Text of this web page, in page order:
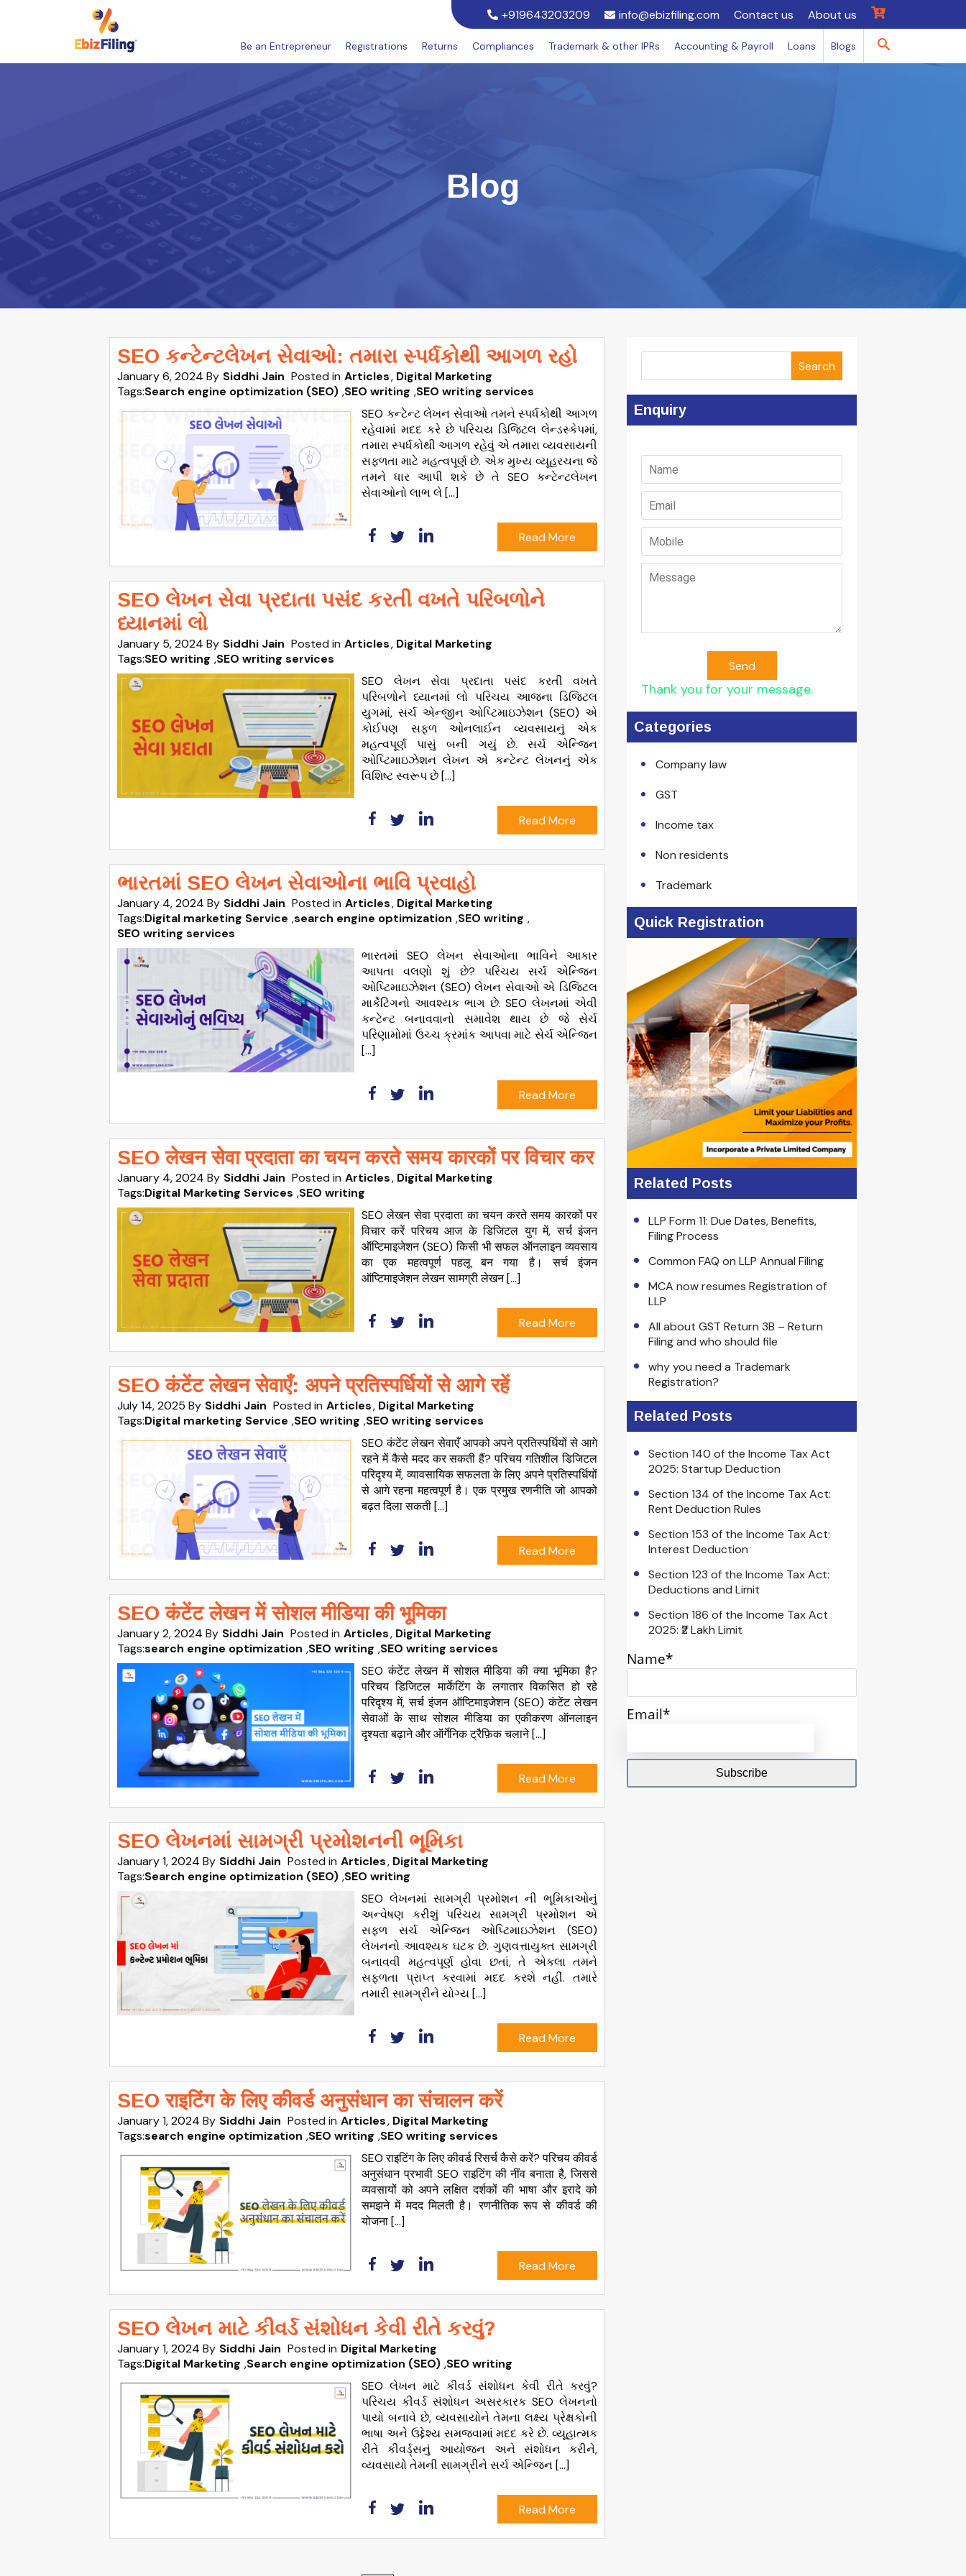
+919643203209 info@ebizfiling.com Contact us About us
Be an Entrepreneur Registrations Returns Compliances Trademark & other IPRs Accounting & Payroll Loans Blogs
Blog
SEO કન્ટેન્ટલેખન સેવાઓ: તમારા સ્પર્ધકોથી આગળ રહો
January 6, 2024 By Siddhi Jain Posted in Articles Digital Marketing
Tags:Search engine optimization (SEO) ,SEO writing ,SEO writing services
SEO કન્ટેન્ટ લેખન સેવાઓ તમને સ્પર્ધકોથી આગળ
રહેવામાં મદદ કરે છે પરિચય ડિજિટલ લેન્ડસ્કેપમાં,
તમારા સ્પર્ધકોથી આગળ રહેવું એ તમારા વ્યવસાયની
સફળતા માટે મહત્વપૂર્ણ છે. એક મુખ્ય વ્યૂહરચના જે
તમને ધાર આપી શકે છે તે SEO કન્ટેન્ટલેખન
સેવાઓનો લાભ લે […]
Read More
SEO લેખન સેવા પ્રદાતા પસંદ કરતી વખતે પરિબળોને
ધ્યાનમાં લો
January 5, 2024 By Siddhi Jain Posted in Articles Digital Marketing
Tags:SEO writing ,SEO writing services
SEO લેખન સેવા પ્રદાતા પસંદ કરતી વખતે
પરિબળોને ધ્યાનમાં લો પરિચય આજના ડિજિટલ
યુગમાં, સર્ચ એન્જીન ઓપ્ટિમાઇઝેશન (SEO) એ
કોઈપણ સફળ ઓનલાઈન વ્યવસાયનું એક
મહત્વપૂર્ણ પાસું બની ગયું છે. સર્ચ એન્જિન
ઓપ્ટિમાઇઝેશન લેખન એ કન્ટેન્ટ લેખનનું એક
વિશિષ્ટ સ્વરૂપ છે […]
Read More
ભારતમાં SEO લેખન સેવાઓના ભાવિ પ્રવાહો
January 4, 2024 By Siddhi Jain Posted in Articles Digital Marketing
Tags:Digital marketing Service ,search engine optimization ,SEO writing ,
SEO writing services
ભારતમાં SEO લેખન સેવાઓના ભાવિને આકાર
આપતા વલણો શું છે? પરિચય સર્ચ એન્જિન
ઓપ્ટિમાઇઝેશન (SEO) લેખન સેવાઓ એ ડિજિટલ
માર્કેટિંગનો આવશ્યક ભાગ છે. SEO લેખનમાં એવી
કન્ટેન્ટ બનાવવાનો સમાવેશ થાય છે જે સેર્ચ
પરિણામોમાં ઉચ્ચ ક્રમાંક આપવા માટે સેર્ચ એન્જિન
[…]
Read More
SEO लेखन सेवा प्रदाता का चयन करते समय कारकों पर विचार कर
January 4, 2024 By Siddhi Jain Posted in Articles Digital Marketing
Tags:Digital Marketing Services ,SEO writing
SEO लेखन सेवा प्रदाता का चयन करते समय कारकों पर
विचार करें परिचय आज के डिजिटल युग में, सर्च इंजन
ऑप्टिमाइजेशन (SEO) किसी भी सफल ऑनलाइन व्यवसाय
का एक महत्वपूर्ण पहलू बन गया है। सर्च इंजन
ऑप्टिमाइजेशन लेखन सामग्री लेखन […]
Read More
SEO कंटेंट लेखन सेवाएँ: अपने प्रतिस्पर्धियों से आगे रहें
July 14, 2025 By Siddhi Jain Posted in Articles Digital Marketing
Tags:Digital marketing Service ,SEO writing ,SEO writing services
SEO कंटेंट लेखन सेवाएँ आपको अपने प्रतिस्पर्धियों से आगे
रहने में कैसे मदद कर सकती हैं? परिचय गतिशील डिजिटल
परिदृश्य में, व्यावसायिक सफलता के लिए अपने प्रतिस्पर्धियों
से आगे रहना महत्वपूर्ण है। एक प्रमुख रणनीति जो आपको
बढ़त दिला सकती […]
Read More
SEO कंटेंट लेखन में सोशल मीडिया की भूमिका
January 2, 2024 By Siddhi Jain Posted in Articles Digital Marketing
Tags:search engine optimization ,SEO writing ,SEO writing services
SEO कंटेंट लेखन में सोशल मीडिया की क्या भूमिका है?
परिचय डिजिटल मार्केटिंग के लगातार विकसित हो रहे
परिदृश्य में, सर्च इंजन ऑप्टिमाइजेशन (SEO) कंटेंट लेखन
सेवाओं के साथ सोशल मीडिया का एकीकरण ऑनलाइन
दृश्यता बढ़ाने और ऑर्गेनिक ट्रैफ़िक चलाने […]
Read More
SEO લેખનમાં સામગ્રી પ્રમોશનની ભૂમિકા
January 1, 2024 By Siddhi Jain Posted in Articles Digital Marketing
Tags:Search engine optimization (SEO) ,SEO writing
SEO લેખનમાં સામગ્રી પ્રમોશન ની ભૂમિકાઓનું
અન્વેષણ કરીશું પરિચય સામગ્રી પ્રમોશન એ
સફળ સર્ચ એન્જિન ઓપ્ટિમાઇઝેશન (SEO)
લેખનનો આવશ્યક ઘટક છે. ગુણવત્તાયુક્ત સામગ્રી
બનાવવી મહત્વપૂર્ણ હોવા છતાં, તે એકલા તમને
સફળતા પ્રાપ્ત કરવામાં મદદ કરશે નહીં. તમારે
તમારી સામગ્રીને યોગ્ય […]
Read More
SEO राइटिंग के लिए कीवर्ड अनुसंधान का संचालन करें
January 1, 2024 By Siddhi Jain Posted in Articles Digital Marketing
Tags:search engine optimization ,SEO writing ,SEO writing services
SEO राइटिंग के लिए कीवर्ड रिसर्च कैसे करें? परिचय कीवर्ड
अनुसंधान प्रभावी SEO राइटिंग की नींव बनाता है, जिससे
व्यवसायों को अपने लक्षित दर्शकों की भाषा और इरादे को
समझने में मदद मिलती है। रणनीतिक रूप से कीवर्ड की
योजना […]
Read More
SEO લેખન માટે કીવર્ડ સંશોધન કેવી રીતે કરવું?
January 1, 2024 By Siddhi Jain Posted in Digital Marketing
Tags:Digital Marketing ,Search engine optimization (SEO) ,SEO writing
SEO લેખન માટે કીવર્ડ સંશોધન કેવી રીતે કરવું?
પરિચય કીવર્ડ સંશોધન અસરકારક SEO લેખનનો
પાયો બનાવે છે, વ્યવસાયોને તેમના લક્ષ્ય પ્રેક્ષકોની
ભાષા અને ઉદ્દેશ્ય સમજવામાં મદદ કરે છે. વ્યૂહાત્મક
રીતે કીવર્ડ્સનું આયોજન અને સંશોધન કરીને,
વ્યવસાયો તેમની સામગ્રીને સર્ચ એન્જિન […]
Read More
Search
Enquiry
Send
Thank you for your message.
Categories
Company law
GST
Income tax
Non residents
Trademark
Quick Registration
Related Posts
LLP Form 11: Due Dates, Benefits,
Filing Process
Common FAQ on LLP Annual Filing
MCA now resumes Registration of
LLP
All about GST Return 3B – Return
Filing and who should file
why you need a Trademark
Registration?
Related Posts
Section 140 of the Income Tax Act
2025: Startup Deduction
Section 134 of the Income Tax Act:
Rent Deduction Rules
Section 153 of the Income Tax Act:
Interest Deduction
Section 123 of the Income Tax Act:
Deductions and Limit
Section 186 of the Income Tax Act
2025: ₹2 Lakh Limit
Name*
Email*